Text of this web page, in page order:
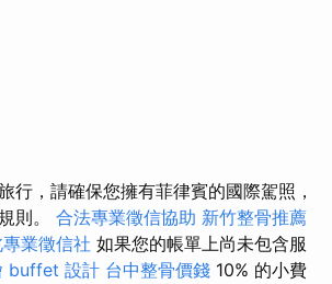
行，請確保您擁有菲律賓的國際駕照，
則。 合法專業徵信協助 新竹整骨推薦
業徵信社 如果您的帳單上尚未包含服
buffet 設計 台中整骨價錢 10% 的小費